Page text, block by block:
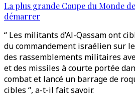
La plus grande Coupe du Monde
démarrer
“ Les militants d’Al-Qassam ont
du commandement israélien sur
des rassemblements militaires
et des missiles à courte portée
combat et lancé un barrage de
cibles “, a-t-il fait savoir.